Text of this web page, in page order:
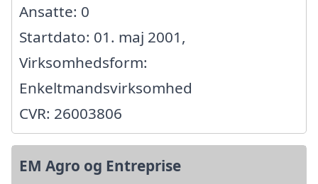
Ansatte: 0
Startdato: 01. maj 2001,
Virksomhedsform:
Enkeltmandsvirksomhed
CVR: 26003806
EM Agro og Entreprise